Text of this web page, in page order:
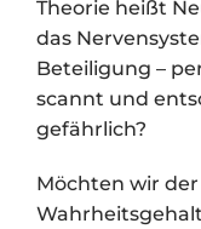
Theorie heißt
das
Beteiligung –
scannt und
gefährlich?
Möchten wir